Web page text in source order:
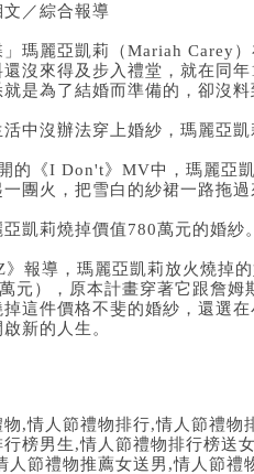
／綜合報導
」瑪麗亞凱莉（Mariah Carey
還沒來得及步入禮堂，就在同
是為了結婚而準備的，卻沒
中沒辦法穿上婚紗，瑪麗亞
的《I Don't》MV中，瑪麗亞
團火，把雪白的紗裙一路拖
凱莉燒掉價值780萬元的婚紗
》報導，瑪麗亞凱莉放火燒掉
元），原本計畫穿著它跟詹
掉這件價格不斐的婚紗，還選
新的人生。
,情人節禮物排行,情人節禮物
榜男生,情人節禮物排行榜送
人節禮物推薦女送男 ,情人節禮